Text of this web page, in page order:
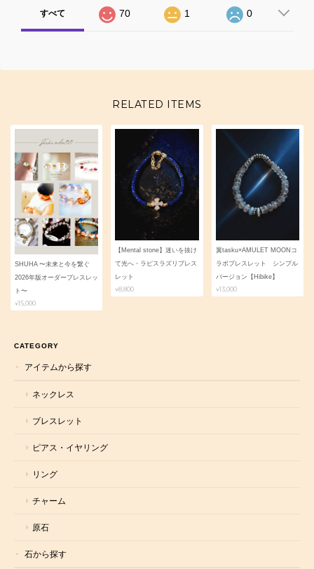
すべて 70 1 0
RELATED ITEMS
SHUHA 〜未来と今を繋ぐ
2026年版オーダーブレスレッ
ト〜
¥15,000
【Mental stone】迷いを抜け
て光へ・ラピスラズリブレス
レット
¥8,800
翼tasku×AMULET MOONコ
ラボブレスレット シンプル
バージョン【Hibike】
¥13,000
CATEGORY
アイテムから探す
ネックレス
ブレスレット
ピアス・イヤリング
リング
チャーム
原石
石から探す